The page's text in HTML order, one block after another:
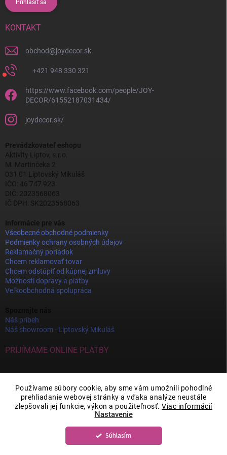
Používame súbory cookie, aby sme vám umožnili pohodlné
prehliadanie webovej stránky a vďaka analýze neustále
zlepšovali jej funkcie, výkon a použiteľnosť.Viac informácií
Nastavenie
Súhlasím
Prihlásiť sa
KONTAKT
obchod@joydecor.sk
+421 948 330 321
https://www.facebook.com/people/JOY-
DECOR/61552187031434/
joydecor.sk/
Prevádzkovateľ eshopu
Aktivity Liptov, s.r.o.
M. Martinčeka 2
031 01 Liptovský Mikuláš
IČO: 46 747 923
DIČ: 2023568063
IČ DPH: SK2023568063
Informácie pre vás
Všeobecné obchodné podmienky
Podmienky ochrany osobných údajov
Reklamačný poriadok
Chcem reklamovať tovar
Chcem odstúpiť od kúpnej zmluvy
Možnosti dopravy a platby
Veľkoobchodná spolupráca
Náš príbeh
Náš showroom - Liptovský Mikuláš
PRIJÍMAME ONLINE PLATBY
. Všetky práva vyhradené.
cookies